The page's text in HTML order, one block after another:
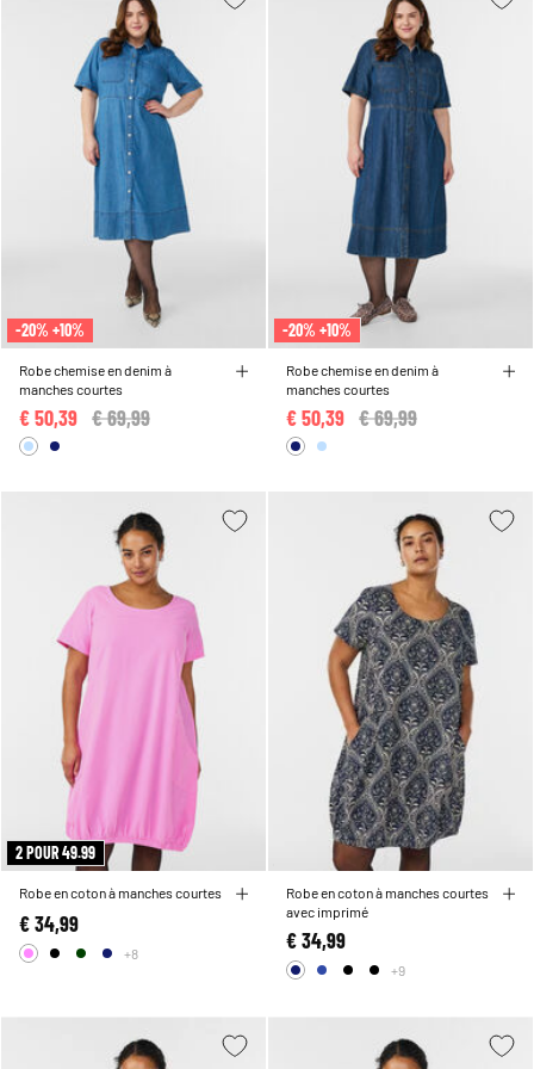
-20% +10%
Robe chemise en denim à
manches courtes
Price reduced from
€ 69,99
€ 50,39
-20% +10%
Robe chemise en denim à
manches courtes
Price reduced from
€ 69,99
€ 50,39
2 POUR 49.99
Robe en coton à manches courtes
€ 34,99
+8
Robe en coton à manches courtes
avec imprimé
€ 34,99
+9